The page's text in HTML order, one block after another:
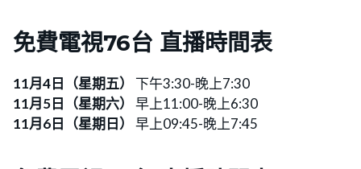
免費電視76台 直播時間表
11月4日（星期五）
下午3:30-晚上7:30
11月5日（星期六）
早上11:00-晚上6:30
11月6日（星期日）
早上09:45-晚上7:45